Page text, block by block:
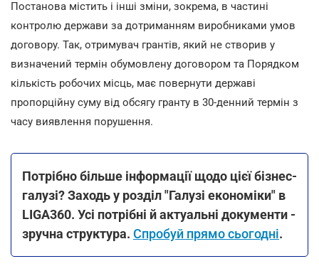
Постанова містить і інші зміни, зокрема, в частині
контролю держави за дотриманням виробниками умов
договору. Так, отримувач грантів, який не створив у
визначений термін обумовлену договором та Порядком
кількість робочих місць, має повернути державі
пропорційну суму від обсягу гранту в 30-денний термін з
часу виявлення порушення.
Потрібно більше інформації щодо цієї бізнес-
галузі? Заходь у розділ "Галузі економіки" в
LIGA360. Усі потрібні й актуальні документи -
зручна структура. Спробуй прямо сьогодні.